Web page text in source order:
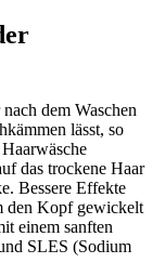
dem Waschen
lässt, so
das trockene Haar
Bessere Effekte
den Kopf gewickelt
einem sanften
SLES (Sodium